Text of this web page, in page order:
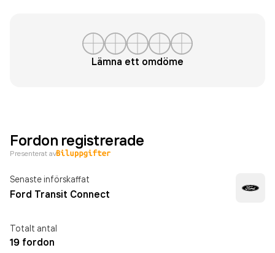
Lämna ett omdöme
Fordon registrerade
Presenterat av
Senaste införskaffat
Ford Transit Connect
Totalt antal
19 fordon